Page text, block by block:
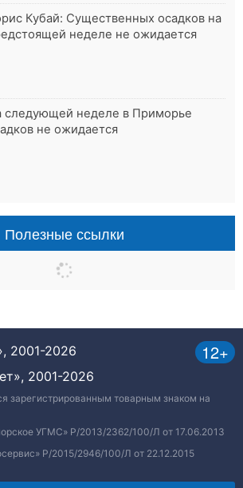
Кубай: Существенных осадков на
неделе не ожидается
следующей неделе в Приморье
не ожидается
Полезные ссылки
12+
2001-2026
2001-2026
зарегистрированным товарным знаком на
УГМС» Р/2013/2362/100/Л от 17.06.2013
Р/2015/2946/100/Л от 22.12.2015